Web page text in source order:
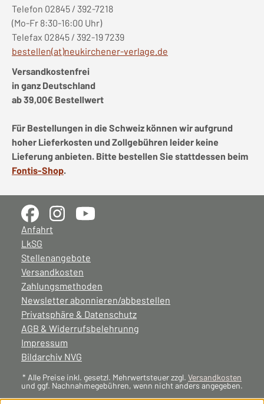
Telefon 02845 / 392-7218
(Mo-Fr 8:30-16:00 Uhr)
Telefax 02845 / 392-19 7239
bestellen(at)neukirchener-verlage.de
Versandkostenfrei
in ganz Deutschland
ab 39,00€ Bestellwert
Für Bestellungen in die Schweiz können wir aufgrund
hoher Lieferkosten und Zollgebühren leider keine
Lieferung anbieten. Bitte bestellen Sie stattdessen beim
Fontis-Shop.
Anfahrt
LkSG
Stellenangebote
Versandkosten
Zahlungsmethoden
Newsletter abonnieren/abbestellen
Privatsphäre & Datenschutz
AGB & Widerrufsbelehrunng
Impressum
Bildarchiv NVG
* Alle Preise inkl. gesetzl. Mehrwertsteuer zzgl. Versandkosten
und ggf. Nachnahmegebühren, wenn nicht anders angegeben.